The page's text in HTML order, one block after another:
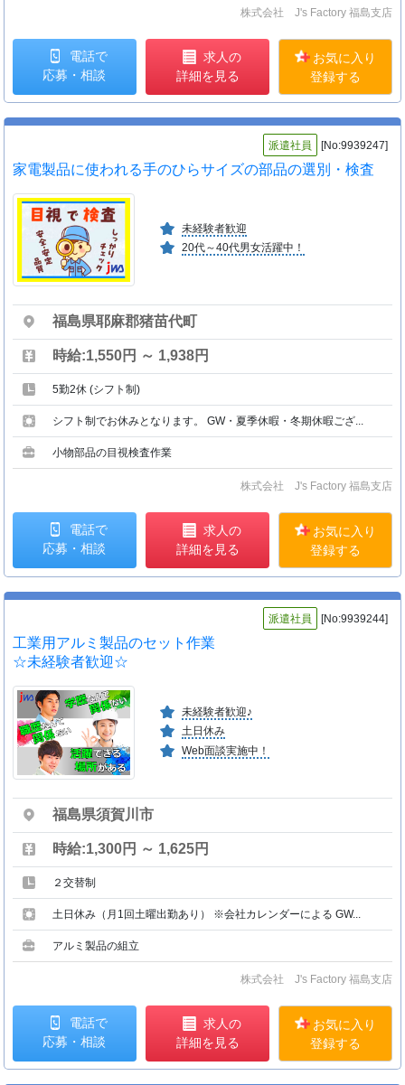
株式会社 J's Factory 福島支店
電話で
応募・相談
求人の
詳細を見る
お気に入り
登録する
派遣社員 [No:9939247]
家電製品に使われる手のひらサイズの部品の選別・検査
未経験者歓迎
20代～40代男女活躍中！
福島県耶麻郡猪苗代町
時給:1,550円 ～ 1,938円
5勤2休 (シフト制)
シフト制でお休みとなります。 GW・夏季休暇・冬期休暇ござ...
小物部品の目視検査作業
株式会社 J's Factory 福島支店
電話で
応募・相談
求人の
詳細を見る
お気に入り
登録する
派遣社員 [No:9939244]
工業用アルミ製品のセット作業
☆未経験者歓迎☆
未経験者歓迎♪
土日休み
Web面談実施中！
福島県須賀川市
時給:1,300円 ～ 1,625円
２交替制
土日休み（月1回土曜出勤あり） ※会社カレンダーによる GW...
アルミ製品の組立
株式会社 J's Factory 福島支店
電話で
応募・相談
求人の
詳細を見る
お気に入り
登録する